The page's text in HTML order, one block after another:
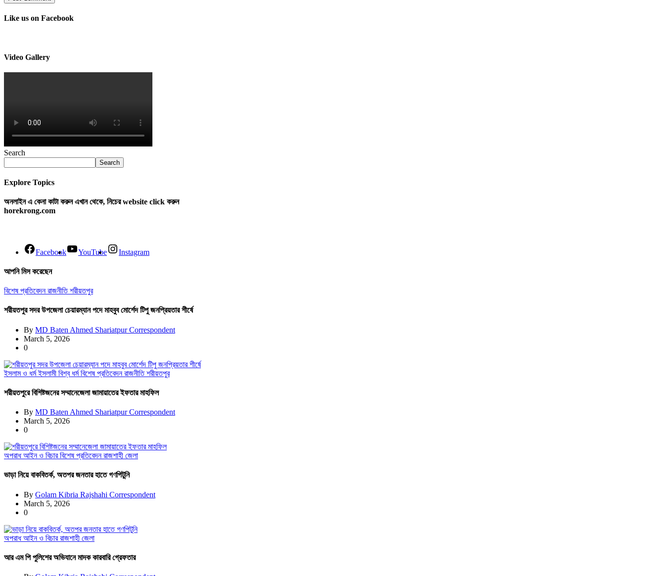
Like us on Facebook
Video Gallery
Search
Search
Explore Topics
অনলাইন এ কেনা কাটা করুন এখান থেকে, নিচের website click করুন
horekrong.com
Facebook YouTube Instagram
আপনি মিস করেছেন
বিশেষ প্রতিবেদনরাজনীতিশরীয়তপুর
শরীয়তপুর সদর উপজেলা চেয়ারম্যান পদে মাহবুব মোর্শেদ টিপু জনপ্রিয়তার শীর্ষে
By MD Baten Ahmed Shariatpur Correspondent
March 5, 2026
0
ইসলাম ও ধর্মইসলামী বিশ্ব ধর্মবিশেষ প্রতিবেদনরাজনীতিশরীয়তপুর
শরীয়তপুরে বিশিষ্টজনের সম্মানেজেলা জামায়াতের ইফতার মাহফিল
By MD Baten Ahmed Shariatpur Correspondent
March 5, 2026
0
অপরাধআইন ও বিচারবিশেষ প্রতিবেদনরাজশাহী জেলা
ভাড়া নিয়ে বাকবিতর্ক, অতপর জনতার হাতে গণপিটুনি
By Golam Kibria Rajshahi Correspondent
March 5, 2026
0
অপরাধআইন ও বিচাররাজশাহী জেলা
আর এম পি পুলিশের অভিযানে মাদক কারবারি গ্রেফতার